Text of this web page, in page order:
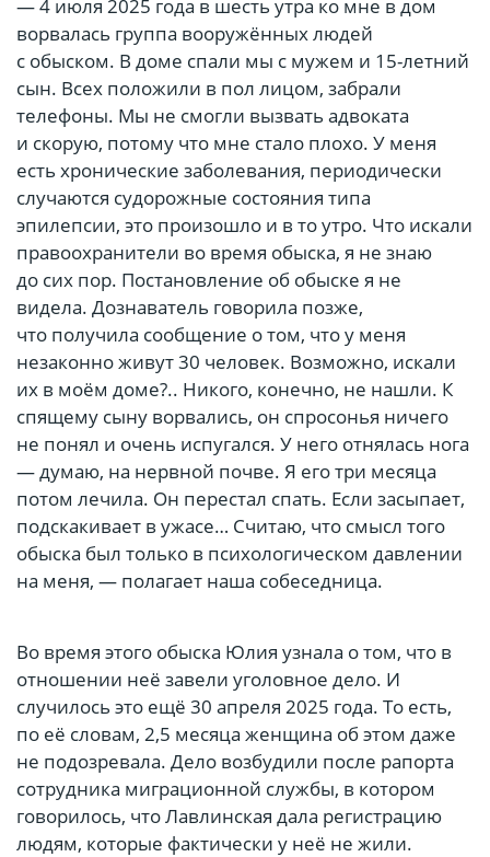
— 4 июля 2025 года в шесть утра ко мне в дом
ворвалась группа вооружённых людей
с обыском. В доме спали мы с мужем и 15-летний
сын. Всех положили в пол лицом, забрали
телефоны. Мы не смогли вызвать адвоката
и скорую, потому что мне стало плохо. У меня
есть хронические заболевания, периодически
случаются судорожные состояния типа
эпилепсии, это произошло и в то утро. Что искали
правоохранители во время обыска, я не знаю
до сих пор. Постановление об обыске я не
видела. Дознаватель говорила позже,
что получила сообщение о том, что у меня
незаконно живут 30 человек. Возможно, искали
их в моём доме?.. Никого, конечно, не нашли. К
спящему сыну ворвались, он спросонья ничего
не понял и очень испугался. У него отнялась нога
— думаю, на нервной почве. Я его три месяца
потом лечила. Он перестал спать. Если засыпает,
подскакивает в ужасе… Считаю, что смысл того
обыска был только в психологическом давлении
на меня, — полагает наша собеседница.
Во время этого обыска Юлия узнала о том, что в
отношении неё завели уголовное дело. И
случилось это ещё 30 апреля 2025 года. То есть,
по её словам, 2,5 месяца женщина об этом даже
не подозревала. Дело возбудили после рапорта
сотрудника миграционной службы, в котором
говорилось, что Лавлинская дала регистрацию
людям, которые фактически у неё не жили.